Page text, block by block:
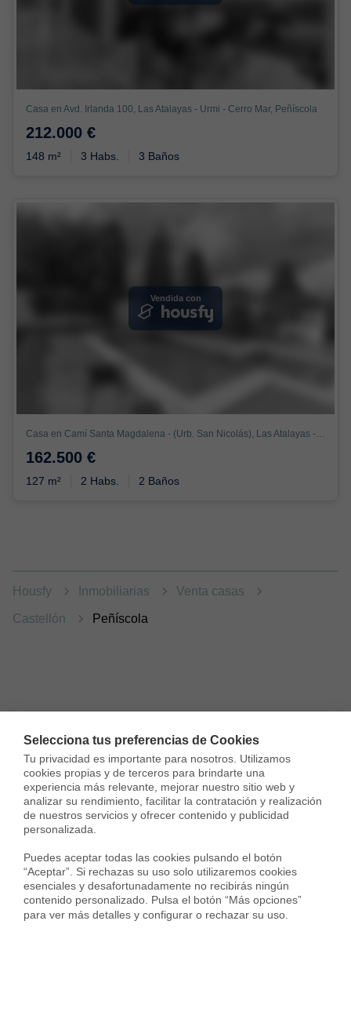
Selecciona tus preferencias de Cookies
Tu privacidad es importante para nosotros. Utilizamos
cookies propias y de terceros para brindarte una
experiencia más relevante, mejorar nuestro sitio web y
analizar su rendimiento, facilitar la contratación y realización
de nuestros servicios y ofrecer contenido y publicidad
personalizada.
Puedes aceptar todas las cookies pulsando el botón
“Aceptar”. Si rechazas su uso solo utilizaremos cookies
esenciales y desafortunadamente no recibirás ningún
contenido personalizado. Pulsa el botón “Más opciones”
para ver más detalles y configurar o rechazar su uso.
Casa en Avd. Irlanda 100, Las Atalayas - Urmi - Cerro Mar, Peñíscola
212.000 €
148 m² 3 Habs. 3 Baños
Vendida con
Casa en Camí Santa Magdalena - (Urb. San Nicolás), Las Atalayas - Urmi - Cerro Mar, Peñíscola
162.500 €
127 m² 2 Habs. 2 Baños
Housfy Inmobiliarias Venta casas
Castellón Peñíscola